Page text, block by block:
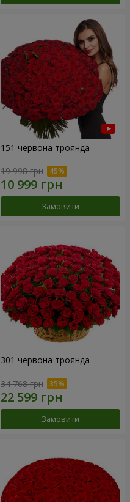
151 червона троянда
19 998 грн
Замовити
301 червона троянда
34 768 грн
Замовити